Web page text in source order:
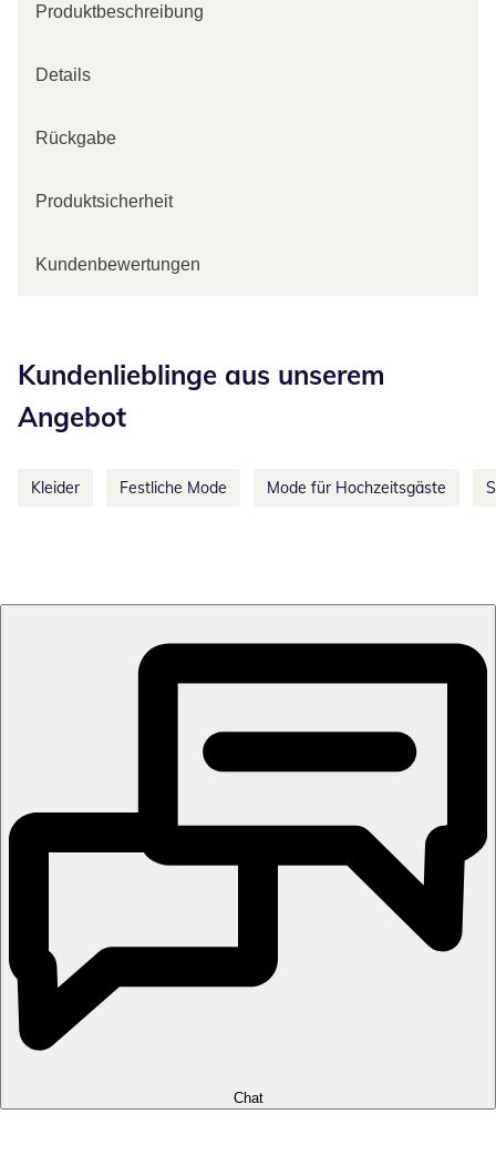
Produktbeschreibung
Details
Rückgabe
Produktsicherheit
Kundenbewertungen
Kundenlieblinge aus unserem
Angebot
Kleider Festliche Mode Mode für Hochzeitsgäste
Chat